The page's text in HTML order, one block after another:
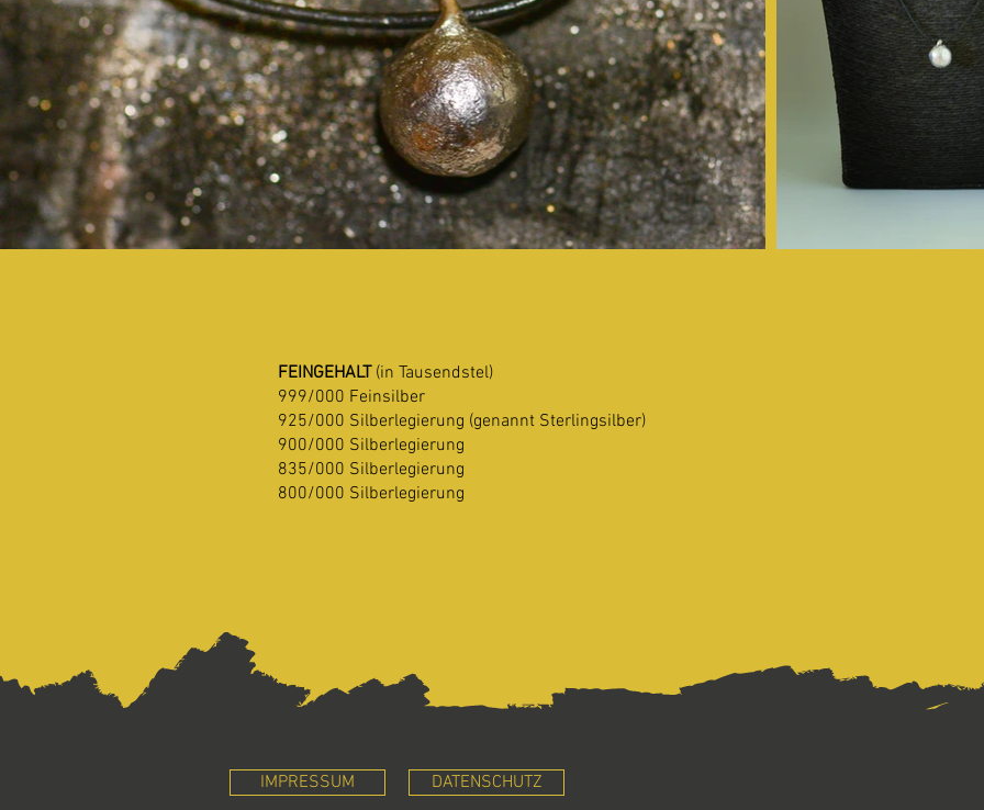
FEINGEHALT (in Tausendstel)
999/000 Feinsilber
925/000 Silberlegierung (genannt Sterlingsilber)
900/000 Silberlegierung
835/000 Silberlegierung
800/000 Silberlegierung
IMPRESSUM DATENSCHUTZ